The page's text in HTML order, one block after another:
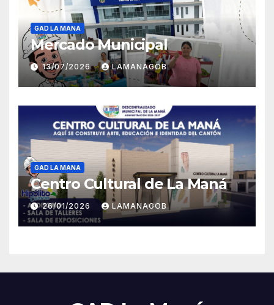
GAD LA MANA
Mercado Municipal
13/07/2026 LAMANAGOB
GAD LA MANA
Centro Cultural de La Maná
26/01/2026 LAMANAGOB